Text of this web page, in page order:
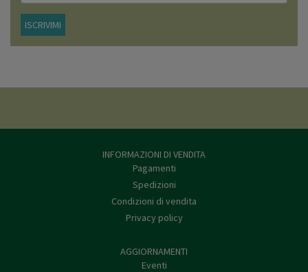
ISCRIVIMI
INFORMAZIONI DI VENDITA
Pagamenti
Spedizioni
Condizioni di vendita
Privacy policy
AGGIORNAMENTI
Eventi